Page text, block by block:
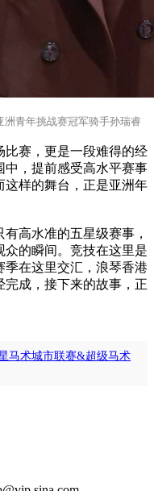
洲青年挑战赛冠军骑手孙瑞睿
比赛，更是一段难得的经
，提前感受高水平赛事
这样的舞台，正是亚洲年
高水准的五星级赛事，
的瞬间。竞技在这里是
在这里交汇，浪琴香港
完成，接下来的故事，正
马术城市联赛&超级马术